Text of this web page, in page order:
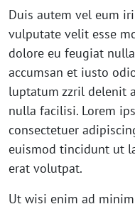
Duis autem vel eum
vulputate velit esse
dolore eu feugiat
accumsan et iusto
luptatum zzril delenit
nulla facilisi. Lorem
consectetuer
euismod tincidunt ut
erat volutpat.
Ut wisi enim ad